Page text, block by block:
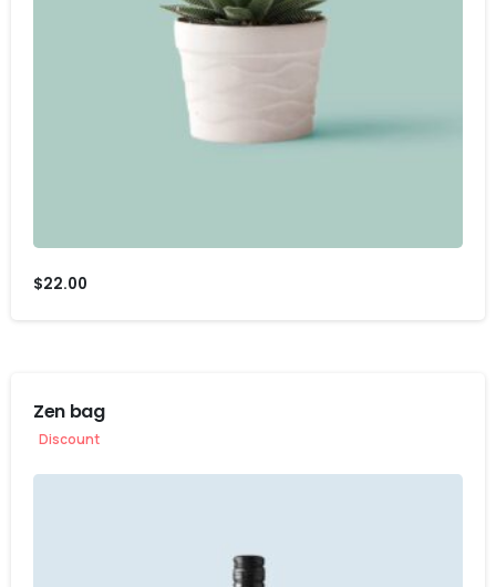
$22.00
Zen bag
Discount